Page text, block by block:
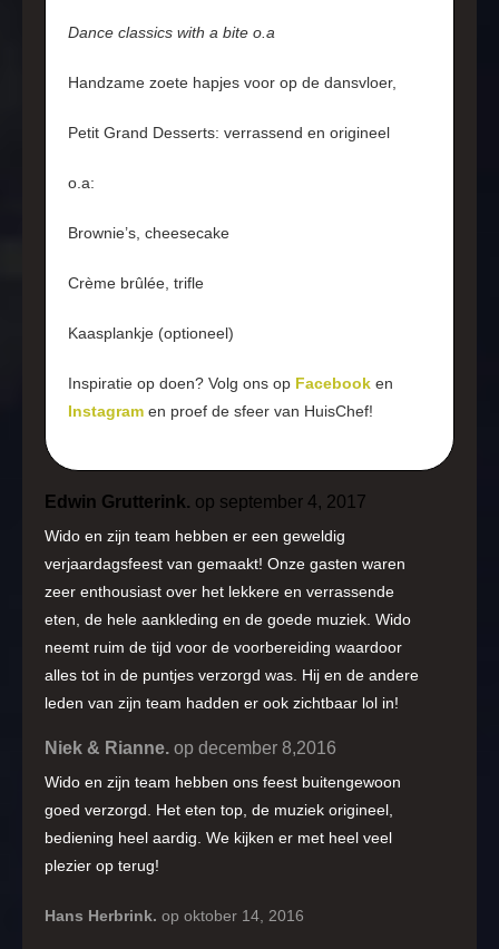
Dance classics with a bite o.a
Handzame zoete hapjes voor op de dansvloer,
Petit Grand Desserts: verrassend en origineel
o.a:
Brownie’s, cheesecake
Crème brûlée, trifle
Kaasplankje (optioneel)
Inspiratie op doen? Volg ons op Facebook en
Instagram en proef de sfeer van HuisChef!
Edwin Grutterink. op september 4, 2017
Wido en zijn team hebben er een geweldig
verjaardagsfeest van gemaakt! Onze gasten waren
zeer enthousiast over het lekkere en verrassende
eten, de hele aankleding en de goede muziek. Wido
neemt ruim de tijd voor de voorbereiding waardoor
alles tot in de puntjes verzorgd was. Hij en de andere
leden van zijn team hadden er ook zichtbaar lol in!
Niek & Rianne. op december 8,2016
Wido en zijn team hebben ons feest buitengewoon
goed verzorgd. Het eten top, de muziek origineel,
bediening heel aardig. We kijken er met heel veel
plezier op terug!
Hans Herbrink. op oktober 14, 2016